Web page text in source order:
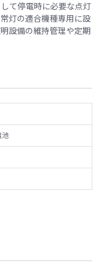
て停電時に必要な点灯
灯の適合機種専用に設
設備の維持管理や定期
池